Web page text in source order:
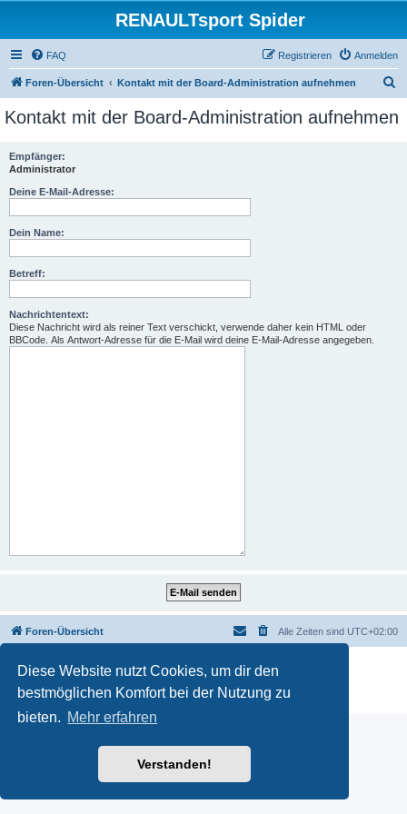
Diese Website nutzt Cookies, um dir den
bestmöglichen Komfort bei der Nutzung zu
bieten. Mehr erfahren
Verstanden!
RENAULTsport Spider
FAQ Anmelden
Registrieren
Foren-Übersicht Kontakt mit der Board-Administration aufnehmen
c
Kontakt mit der Board-Administration aufnehmen
Empfänger:
Administrator
Deine E-Mail-Adresse:
Dein Name:
Betreff:
Nachrichtentext:
Diese Nachricht wird als reiner Text verschickt, verwende daher kein HTML oder
BBCode. Als Antwort-Adresse für die E-Mail wird deine E-Mail-Adresse angegeben.
Foren-Übersicht Alle Zeiten sind UTC+02:00
Powered by phpBB
® Forum Software © phpBB Limited
Deutsche Übersetzung durch
Datenschutz|Nutzungsbedingungen